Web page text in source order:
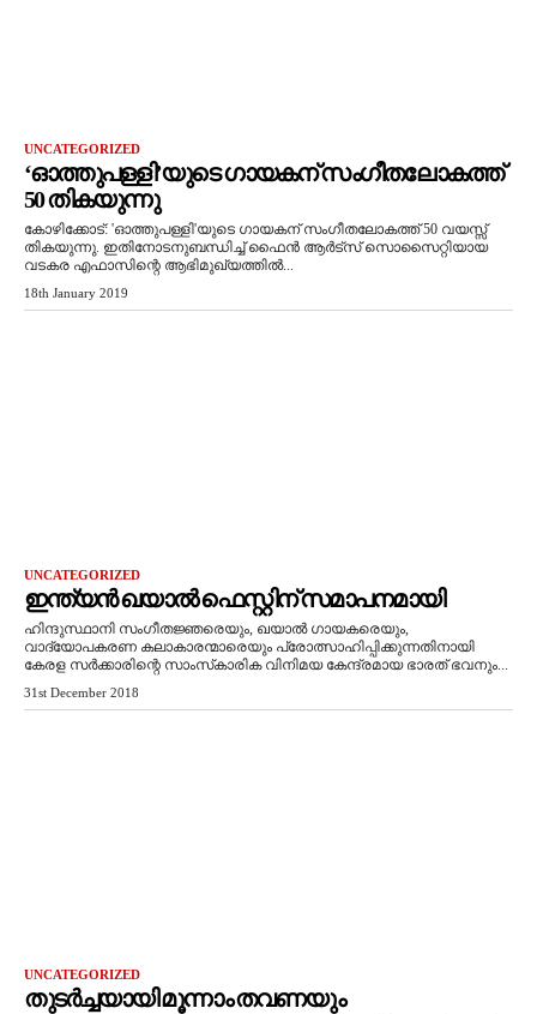
UNCATEGORIZED
‘ഓത്തുപള്ളി’യുടെ ഗായകന് സംഗീതലോകത്ത്
50 തികയുന്നു
കോഴിക്കോട്: 'ഓത്തുപള്ളി'യുടെ ഗായകന് സംഗീതലോകത്ത് 50 വയസ്സ്
തികയുന്നു. ഇതിനോടനുബന്ധിച്ച് ഫൈന്‍ ആര്‍ട്‌സ് സൊസൈറ്റിയായ
വടകര എഫാസിന്റെ ആഭിമുഖ്യത്തില്‍...
18th January 2019
UNCATEGORIZED
ഇന്ത്യന്‍ ഖയാല്‍ ഫെസ്റ്റിന് സമാപനമായി
ഹിന്ദുസ്ഥാനി സംഗീതജ്ഞരെയും, ഖയാല്‍ ഗായകരെയും,
വാദ്യോപകരണ കലാകാരന്മാരെയും പ്രോത്സാഹിപ്പിക്കുന്നതിനായി
കേരള സര്‍ക്കാരിന്റെ സാംസ്‌കാരിക വിനിമയ കേന്ദ്രമായ ഭാരത് ഭവനും...
31st December 2018
UNCATEGORIZED
തുടര്‍ച്ചയായി മൂന്നാം തവണയും